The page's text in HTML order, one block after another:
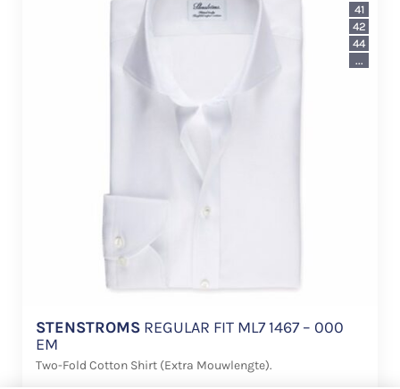
STENSTROMS REGULAR FIT ML7 1467 – 000
EM
Two-Fold Cotton Shirt (Extra Mouwlengte).
41
42
44
...